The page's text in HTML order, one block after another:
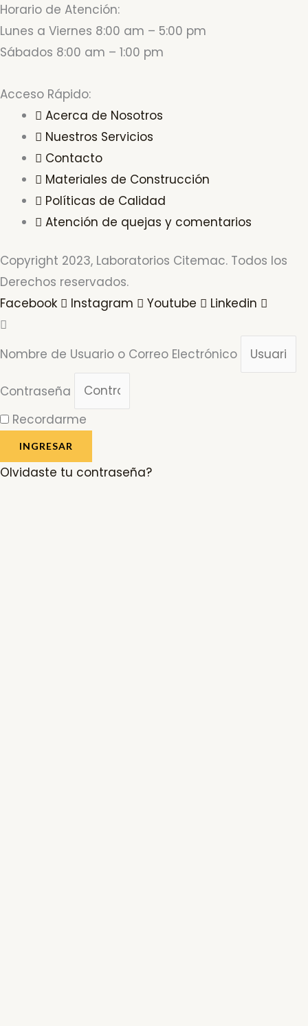
Horario de Atención:
Lunes a Viernes 8:00 am – 5:00 pm
Sábados 8:00 am – 1:00 pm
Acceso Rápido:
Acerca de Nosotros
Nuestros Servicios
Contacto
Materiales de Construcción
Políticas de Calidad
Atención de quejas y comentarios
Copyright 2023, Laboratorios Citemac. Todos los
Derechos reservados.
Facebook
Instagram Youtube Linkedin
Nombre de Usuario o Correo Electrónico
Contraseña
Recordarme
INGRESAR
Olvidaste tu contraseña?